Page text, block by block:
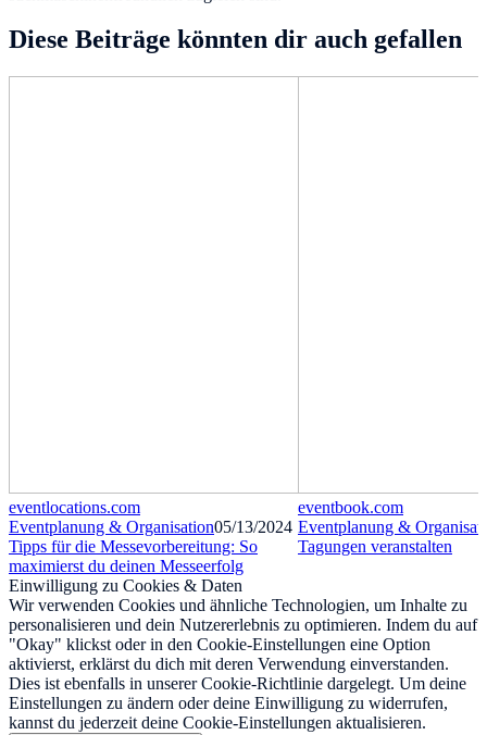
Diese Beiträge könnten dir auch gefallen
eventlocations.com
Eventplanung & Organisation05/13/2024
Tipps für die Messevorbereitung: So
maximierst du deinen Messeerfolg
eventbook.com
Eventplanung &
Tagungen veranstalten
Einwilligung zu Cookies & Daten
Wir verwenden Cookies und ähnliche Technologien, um Inhalte zu
personalisieren und dein Nutzererlebnis zu optimieren. Indem du auf
"Okay" klickst oder in den Cookie-Einstellungen eine Option
aktivierst, erklärst du dich mit deren Verwendung einverstanden.
Dies ist ebenfalls in unserer Cookie-Richtlinie dargelegt. Um deine
Einstellungen zu ändern oder deine Einwilligung zu widerrufen,
kannst du jederzeit deine Cookie-Einstellungen aktualisieren.